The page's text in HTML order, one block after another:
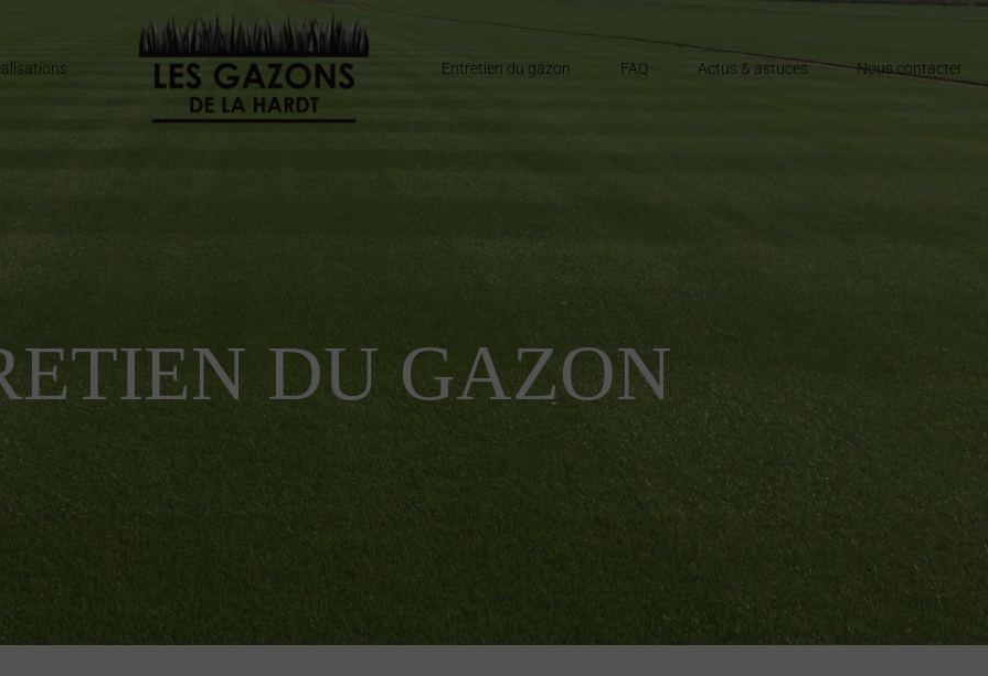
Entretien du gazon FAQ Actus & astuces Nous contacter
DU GAZON